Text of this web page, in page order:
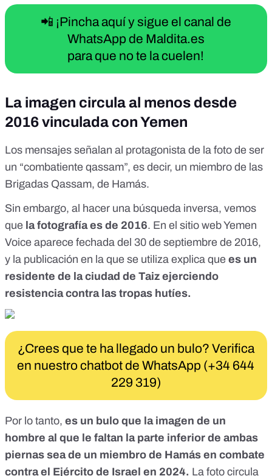
📲 ¡Pincha aquí y sigue el canal de
WhatsApp de Maldita.es
para que no te la cuelen!
La imagen circula al menos desde
2016 vinculada con Yemen
Los mensajes señalan al protagonista de la foto de ser
un “combatiente qassam”, es decir, un miembro de las
Brigadas Qassam, de Hamás.
Sin embargo, al hacer una búsqueda inversa, vemos
que la fotografía es de 2016. En el sitio web Yemen
Voice aparece fechada del 30 de septiembre de 2016,
y la publicación en la que se utiliza explica que es un
residente de laciudad de Taiz ejerciendo
resistencia contra las tropas hutíes.
¿Crees que te ha llegado un bulo? Verifica
en nuestro chatbot de WhatsApp (+34 644
229 319)
Por lo tanto, es un bulo que la imagen de un
hombre al que le faltan la parte inferior de ambas
piernas sea de un miembro de Hamás en combate
contra el Ejército de Israel en 2024. La foto circula